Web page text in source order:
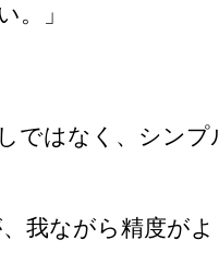
。」
ではなく、シンプ
我ながら精度が